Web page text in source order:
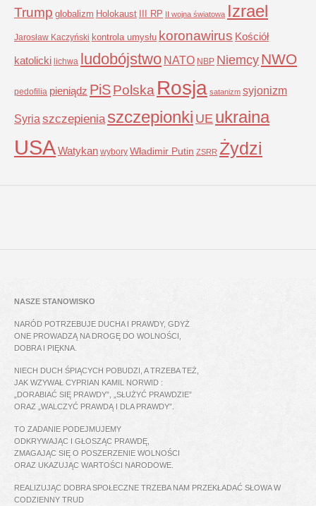
Trump globalizm Holokaust III RP II wojna światowa Izrael
Jarosław Kaczyński kontrola umysłu koronawirus Kościół
katolicki lichwa ludobójstwo NATO NBP NiemcyNWO
pedofilia pieniądz PiSPolska Rosja satanizm syjonizm
Syria szczepienia szczepionki UE ukraina
USAWatykan wybory Władimir Putin ZSRR Żydzi
NASZE STANOWISKO
NARÓD POTRZEBUJE DUCHA I PRAWDY, GDYŻ
ONE PROWADZĄ NA DROGĘ DO WOLNOŚCI,
DOBRA I PIĘKNA.
NIECH DUCH ŚPIĄCYCH POBUDZI, A TRZEBA TEŻ,
JAK WZYWAŁ CYPRIAN KAMIL NORWID :
„DORABIAĆ SIĘ PRAWDY”, „SŁUŻYĆ PRAWDZIE”
ORAZ „WALCZYĆ PRAWDĄ I DLA PRAWDY”.
TO ZADANIE PODEJMUJEMY
ODKRYWAJĄC I GŁOSZĄC PRAWDĘ,
ZMAGAJĄC SIĘ O POSZERZENIE WOLNOŚCI
ORAZ UKAZUJĄC WARTOŚCI NARODOWE.
REALIZUJĄC DOBRA SPOŁECZNE TRZEBA NAM PRZEKŁADAĆ SŁOWA W
CODZIENNY TRUD